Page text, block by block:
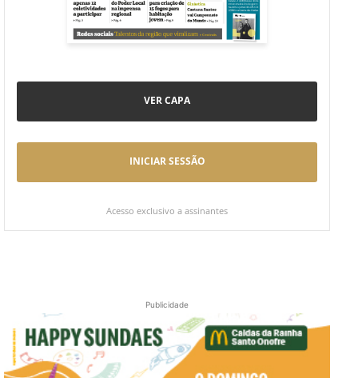
VER CAPA
INICIAR SESSÃO
Acesso exclusivo a assinantes
Publicidade